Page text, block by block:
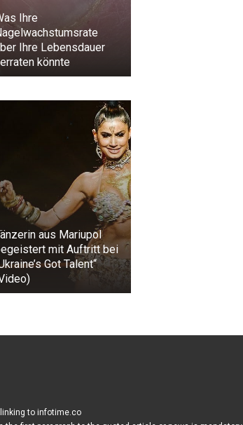
Ihre
Ihre Lebensdauer
könnte
aus Mariupol
mit Auftritt bei
Got Talent“
to infotime.co